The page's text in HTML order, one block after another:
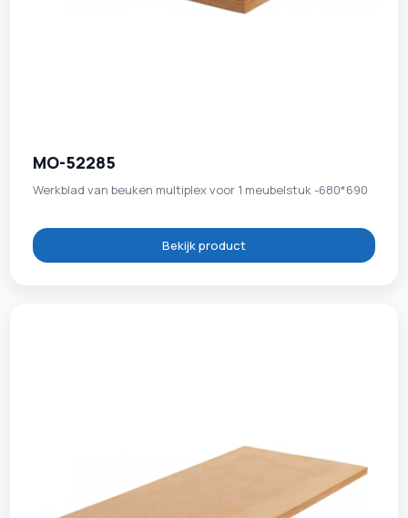
MO-52285
Werkblad van beuken multiplex voor 1 meubelstuk -680*690
Bekijk product